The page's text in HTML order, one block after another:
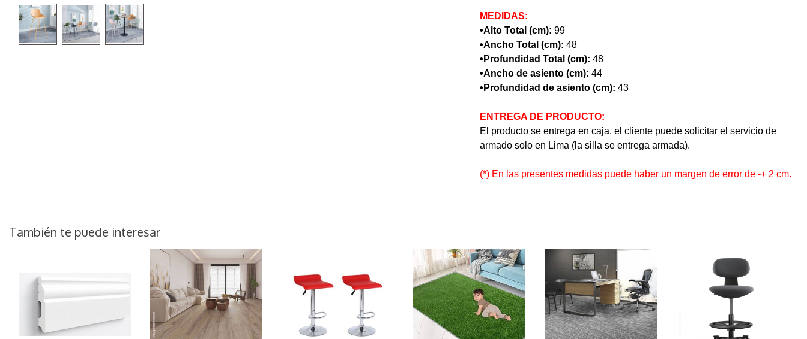
MEDIDAS:
•Alto Total (cm): 99
•Ancho Total (cm): 48
•Profundidad Total (cm): 48
•Ancho de asiento (cm): 44
•Profundidad de asiento (cm): 43
ENTREGA DE PRODUCTO:
El producto se entrega en caja, el cliente puede solicitar el servicio de
armado solo en Lima (la silla se entrega armada).
(*) En las presentes medidas puede haber un margen de error de -+ 2 cm.
También te puede interesar